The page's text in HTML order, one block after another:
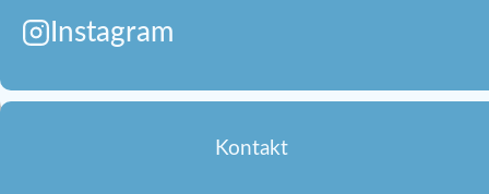
Instagram
Kontakt